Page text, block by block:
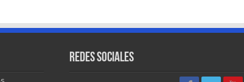
Redes sociales